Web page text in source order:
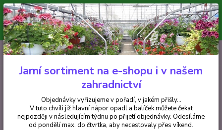
Minimální hodnota pro odeslání z e-shopu je 300 Kč.
V tuto chvíli již hlavní nápor objednávek opadl a balíček můžete čekat
nejpozději v následujícím týdnu po přijetí objednávky. Objednávky
vyřizujeme v pořadí, v jakém přišly...
CZK
Hledat
+420 602 223 614 0ks
za0 Kč
Jarní sortiment na e-shopu i v našem
zahradnictví
Objednávky vyřizujeme v pořadí, v jakém přišly...
V tuto chvíli již hlavní nápor opadl a balíček můžete čekat
nejpozději v následujícím týdnu po přijetí objednávky. Odesíláme
od pondělí max. do čtvrtka, aby necestovaly přes víkend.